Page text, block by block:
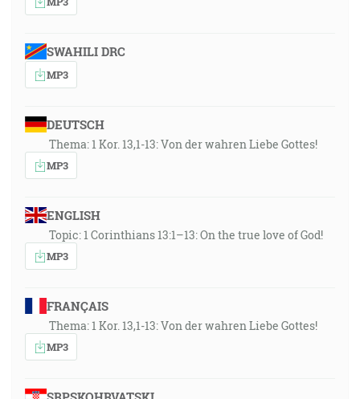
SWAHILI DRC
MP3
DEUTSCH
Thema: 1 Kor. 13,1-13: Von der wahren Liebe Gottes!
MP3
ENGLISH
Topic: 1 Corinthians 13:1–13: On the true love of God!
MP3
FRANÇAIS
Thema: 1 Kor. 13,1-13: Von der wahren Liebe Gottes!
MP3